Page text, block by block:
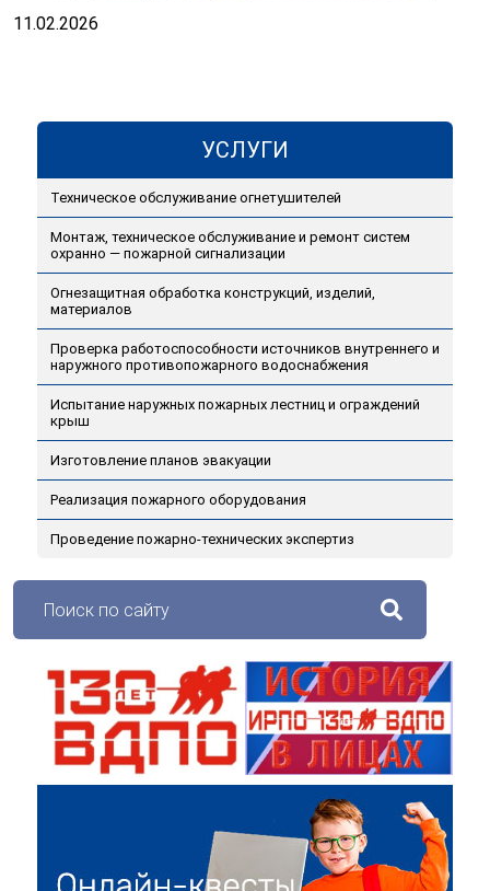
11.02.2026
УСЛУГИ
Техническое обслуживание огнетушителей
Монтаж, техническое обслуживание и ремонт систем
охранно — пожарной сигнализации
Огнезащитная обработка конструкций, изделий,
материалов
Проверка работоспособности источников внутреннего и
наружного противопожарного водоснабжения
Испытание наружных пожарных лестниц и ограждений
крыш
Изготовление планов эвакуации
Реализация пожарного оборудования
Проведение пожарно-технических экспертиз